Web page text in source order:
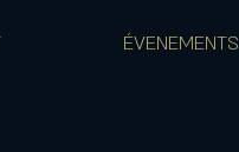
ÉVENEMENTS